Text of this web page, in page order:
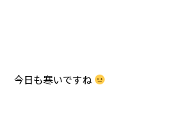
今日も寒いですね